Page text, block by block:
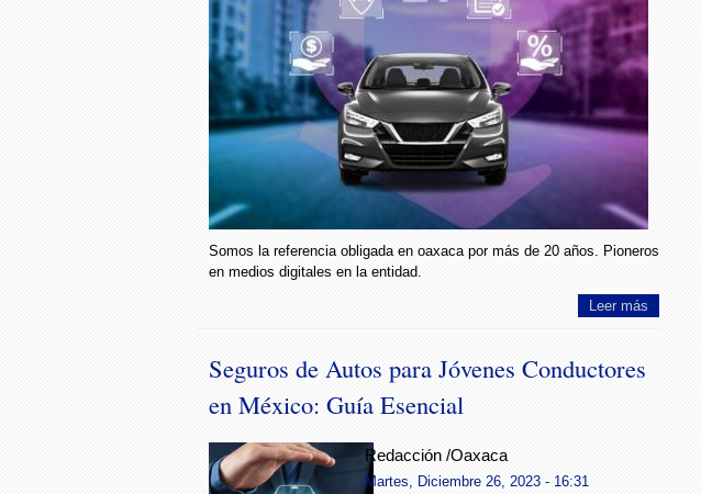
Somos la referencia obligada en oaxaca por más de 20 años. Pioneros
en medios digitales en la entidad.
Leer más
Seguros de Autos para Jóvenes Conductores
en México: Guía Esencial
Redacción /Oaxaca
Martes, Diciembre 26, 2023 - 16:31